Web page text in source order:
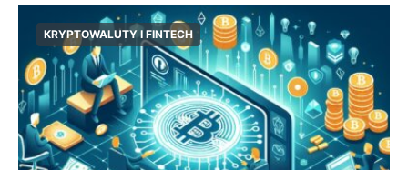
KRYPTOWALUTY I FINTECH